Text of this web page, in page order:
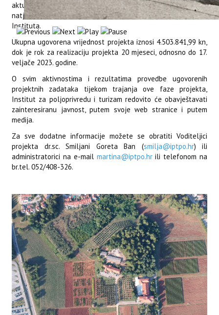
aktualna faza provedbe pripreme i realizacija javnog
natječaja za ugovaranje usluge projektiranja novih prostora
Instituta.
Ukupna ugovorena vrijednost projekta iznosi 4.503.841,99 kn,
dok je rok za realizaciju projekta 20 mjeseci, odnosno do 17.
veljače 2023. godine.
O svim aktivnostima i rezultatima provedbe ugovorenih
projektnih zadataka tijekom trajanja ove faze projekta,
Institut za poljoprivredu i turizam redovito će obavještavati
zainteresiranu javnost, putem svoje web stranice i putem
medija.
Za sve dodatne informacije možete se obratiti Voditeljici
projekta dr.sc. Smiljani Goreta Ban (smilja@iptpo.hr) ili
administratorici na e-mail martina@iptpo.hrili telefonom na
br.tel. 052/408-326.